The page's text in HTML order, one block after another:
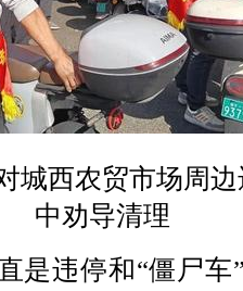
城西农贸市场周
中劝导清理
是违停和“僵尸车